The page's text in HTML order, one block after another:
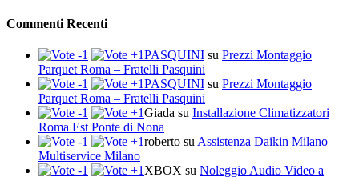
Commenti Recenti
PASQUINI su Prezzi Montaggio
Parquet Roma – Fratelli Pasquini
PASQUINI su Prezzi Montaggio
Parquet Roma – Fratelli Pasquini
Giada su Installazione Climatizzatori
Roma Est Ponte di Nona
roberto su Assistenza Daikin Milano –
Multiservice Milano
XBOX su Noleggio Audio Video a